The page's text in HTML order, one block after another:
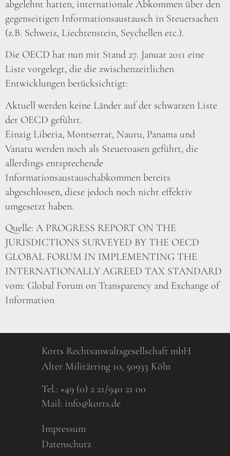
abgelehnt hatten, internationale Abkommen über den
gegenseitigen Informationsaustausch in Steuersachen
(z.B. Schweiz, Liechtenstein, Seychellen etc.).
Die OECD hat nun mit Stand 27. Januar 2011 eine
Liste vorgelegt, die die zwischenzeitlichen
Entwicklungen berücksichtigt:
Aktuell werden keine Länder auf der schwarzen Liste
der OECD geführt.
Einzig Liberia, Montserrat, Nauru, Panama und
Vanatu werden noch als Steueroasen geführt, die
allerdings entsprechende
Informationsaustauschabkommen bereits
abgeschlossen, diese jedoch noch nicht effektiv
umgesetzt haben.
Quelle: A PROGRESS REPORT ON THE
JURISDICTIONS SURVEYED BY THE OECD
GLOBAL FORUM IN IMPLEMENTING THE
INTERNATIONALLY AGREED TAX STANDARD
vom: Global Forum on Transparency and Exchange of
Information
Korts Rechtsanwaltsgesellschaft mbH
Alter Militärring 10, 50933 Köln
Tel.: +49 (0) 2 21/940 21 00
Mail: info@korts.de
Impressum
Datenschutz